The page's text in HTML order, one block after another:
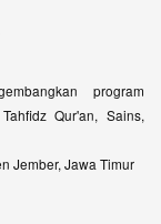
program
Qur'an, Sains,
Jember, Jawa Timur